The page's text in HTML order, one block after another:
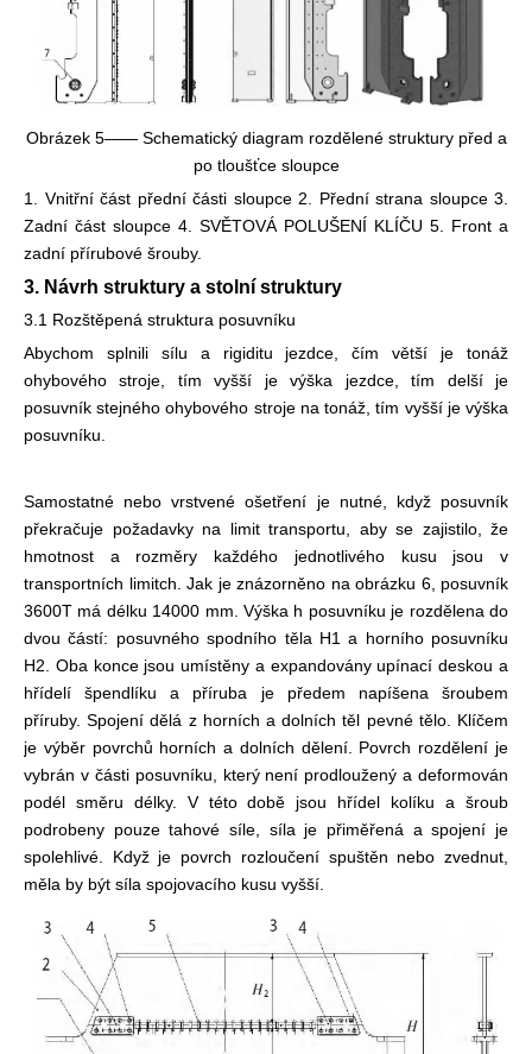
Obrázek 5—— Schematický diagram rozdělené struktury před a
po tloušťce sloupce
1. Vnitřní část přední části sloupce 2. Přední strana sloupce 3.
Zadní část sloupce 4. SVĚTOVÁ POLUŠENÍ KLÍČU 5. Front a
zadní přírubové šrouby.
3. Návrh struktury a stolní struktury
3.1 Rozštěpená struktura posuvníku
Abychom splnili sílu a rigiditu jezdce, čím větší je tonáž
ohybového stroje, tím vyšší je výška jezdce, tím delší je
posuvník stejného ohybového stroje na tonáž, tím vyšší je výška
posuvníku.
Samostatné nebo vrstvené ošetření je nutné, když posuvník
překračuje požadavky na limit transportu, aby se zajistilo, že
hmotnost a rozměry každého jednotlivého kusu jsou v
transportních limitch. Jak je znázorněno na obrázku 6, posuvník
3600T má délku 14000 mm. Výška h posuvníku je rozdělena do
dvou částí: posuvného spodního těla H1 a horního posuvníku
H2. Oba konce jsou umístěny a expandovány upínací deskou a
hřídelí špendlíku a příruba je předem napíšena šroubem
příruby. Spojení dělá z horních a dolních těl pevné tělo. Klíčem
je výběr povrchů horních a dolních dělení. Povrch rozdělení je
vybrán v části posuvníku, který není prodloužený a deformován
podél směru délky. V této době jsou hřídel kolíku a šroub
podrobeny pouze tahové síle, síla je přiměřená a spojení je
spolehlivé. Když je povrch rozloučení spuštěn nebo zvednut,
měla by být síla spojovacího kusu vyšší.